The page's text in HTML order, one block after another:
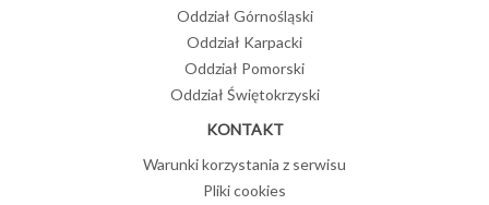
Oddział Górnośląski
Oddział Karpacki
Oddział Pomorski
Oddział Świętokrzyski
KONTAKT
Warunki korzystania z serwisu
Pliki cookies